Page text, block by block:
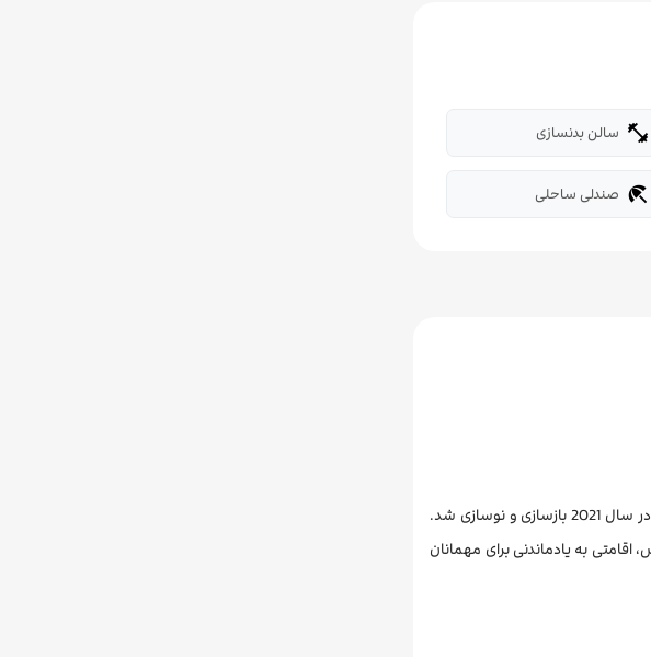
fitness_center سالن بدنسازی
beach_access صندلی ساحلی
هتل آداجیو پریمیوم د پالم هتل 4 ستاره تاپ واقع در منطقه پالم جمیرا دبی در سال 2017 ساخته شده است. این هتل در سال 2021 بازسازی و نوسازی شد.
از مهمانان هتل است.این هتل آپارتمان 5 طبقه‌ی بسیار لوکس، اقامتی به یادماندنی برای مهمانان